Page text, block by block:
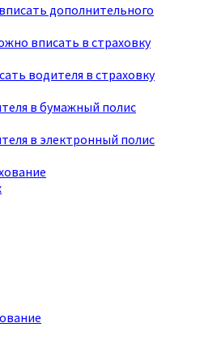
дополнительного
вписать в страховку
водителя в страховку
в бумажный полис
в электронный полис